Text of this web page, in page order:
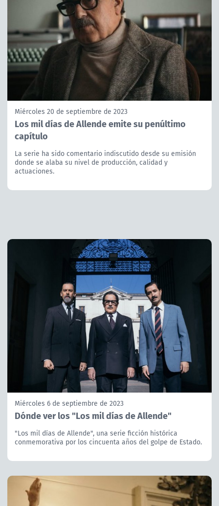
Miércoles 20 de septiembre de 2023
Los mil días de Allende emite su penúltimo
capítulo
La serie ha sido comentario indiscutido desde su emisión
donde se alaba su nivel de producción, calidad y
actuaciones.
Miércoles 6 de septiembre de 2023
Dónde ver los "Los mil días de Allende"
"Los mil días de Allende", una serie ficción histórica
conmemorativa por los cincuenta años del golpe de Estado.